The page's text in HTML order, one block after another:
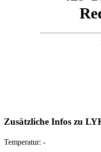
Zusätzliche Infos zu
Temperatur: -